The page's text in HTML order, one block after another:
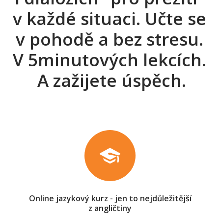
v každé situaci. Učte se
v pohodě a bez stresu.
V 5minutových lekcích.
A zažijete úspěch.
Online jazykový kurz - jen to nejdůležitější
z angličtiny